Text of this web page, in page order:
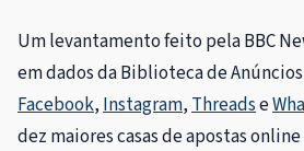
Um levantamento feito pela BBC
em dados da Biblioteca de
Facebook, Instagram, Threadse
dez maiores casas de apostas